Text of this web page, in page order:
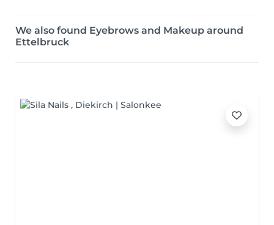
We also found Eyebrows and Makeup around
Ettelbruck